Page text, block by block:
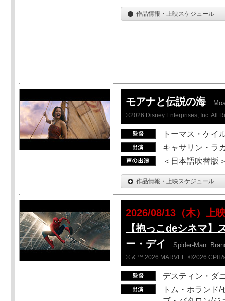
作品情報・上映スケジュール
モアナと伝説の海
©2026 Disney Enterprises, Inc. All
トーマス・ケイ
キャサリン・ラ
＜日本語吹替版
作品情報・上映スケジュール
2026/08/13（木）上
【抱っこdeシネマ】
ー・デイ
Spider-Man:
© & ™ 2026 MARVEL. ©2026 CPII
デスティン・ダ
トム・ホランド